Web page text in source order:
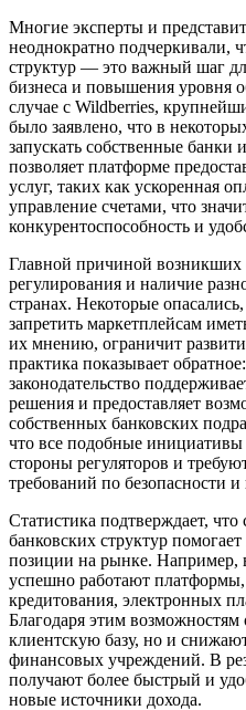
Многие эксперты и
неоднократно подчеркивали,
структур — это важный шаг
бизнеса и повышения уровня
случае с Wildberries,
было заявлено, что в
запускать собственные
позволяет платформе
услуг, таких как ускоренная
управление счетами, что
конкурентоспособность и
Главной причиной возникших
регулирования и наличие
странах. Некоторые
запретить маркетплейсам
их мнению, ограничит
практика показывает
законодательство
решения и предоставляет
собственных банковских
что все подобные инициативы
стороны регуляторов и
требований по безопасности и
Статистика подтверждает, что
банковских структур
позиции на рынке. Например,
успешно работают платформы,
кредитования, электронных
Благодаря этим
клиентскую базу, но и
финансовых учреждений. В
получают более быстрый и
новые источники дохода.